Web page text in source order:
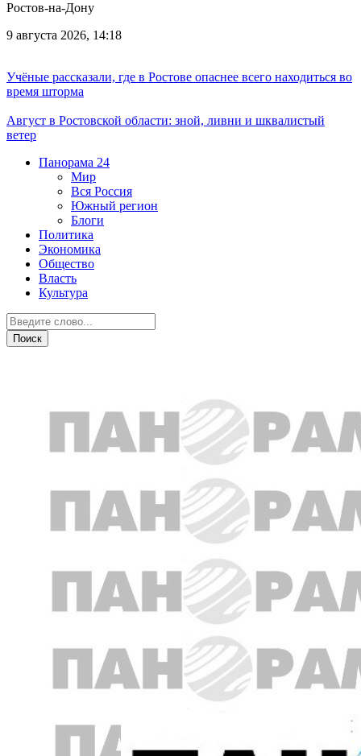
Ростов-на-Дону
9 августа 2026, 14:18
Учёные рассказали, где в Ростове опаснее всего находиться во
время шторма
Август в Ростовской области: зной, ливни и шквалистый
ветер
Панорама 24
Мир
Вся Россия
Южный регион
Блоги
Политика
Экономика
Общество
Власть
Культура